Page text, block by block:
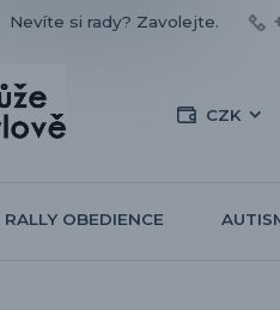
CZK
Nevíte si rady? Zavolejte.
OBEDIENCE